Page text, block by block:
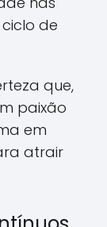
de
que,
paixão
em
atrair